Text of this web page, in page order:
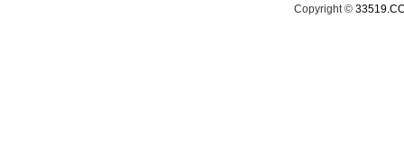
Copyright ©